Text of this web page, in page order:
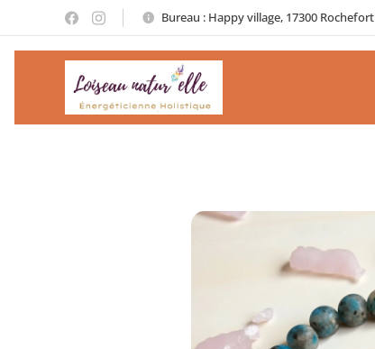
Bureau : Happy village, 17300 Rochefort